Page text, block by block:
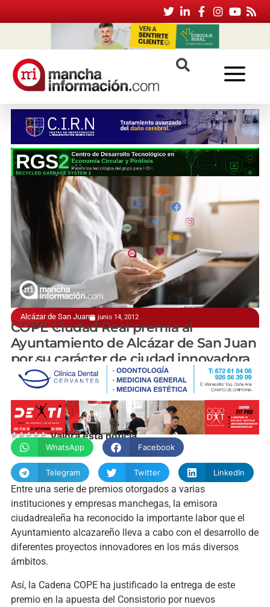
Alcázar de San Juan junio 14, 2012
Por varios proyectos
COPE Ciudad Real premia al
Ayuntamiento de Alcázar de San Juan
por su carácter de ciudad innovadora
manchainformacion.com
Valora esta noticia
WhatsApp Facebook
Telegram Twitter LinkedIn
Entre una serie de premios otorgados a varias
instituciones y empresas manchegas, la emisora
ciudadrealeña ha reconocido la importante labor que el
Ayuntamiento alcazareño lleva a cabo con el desarrollo de
diferentes proyectos innovadores en los más diversos
ámbitos.
Así, la Cadena COPE ha justificado la entrega de este
premio en la apuesta del Consistorio por nuevos